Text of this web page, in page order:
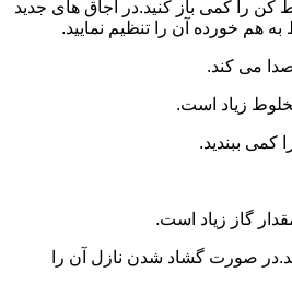
را کمی باز کنید.در اجاق های جدید
به هم خورده آن را تنظیم نمایید.
زیاد است.
ببندید.
گاز زیاد است.
صورت گشاد شدن نازل آن را